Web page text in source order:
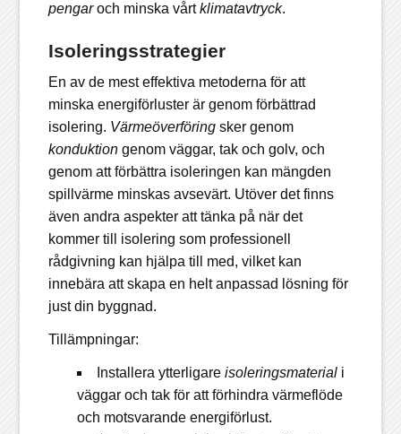
pengaroch minska vårtklimatavtryck.
Isoleringsstrategier
En av de mest effektiva metoderna för att
minska energiförluster är genom förbättrad
isolering. Värmeöverföringsker genom
konduktiongenom väggar, tak och golv, och
genom att förbättra isoleringen kan mängden
spillvärme minskas avsevärt. Utöver det finns
även andra aspekter att tänka på när det
kommer till isolering som professionell
rådgivning kan hjälpa till med, vilket kan
innebära att skapa en helt anpassad lösning för
just din byggnad.
Tillämpningar:
Installera ytterligare isoleringsmateriali
väggar och tak för att förhindra värmeflöde
och motsvarande energiförlust.